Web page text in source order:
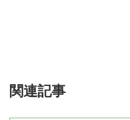
関連記事